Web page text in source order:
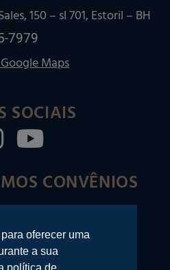
150 – sl 701, Estoril – BH
7979
Maps
SOCIAIS
CONVÊNIOS
– Odontologia
oferecer uma
a sua